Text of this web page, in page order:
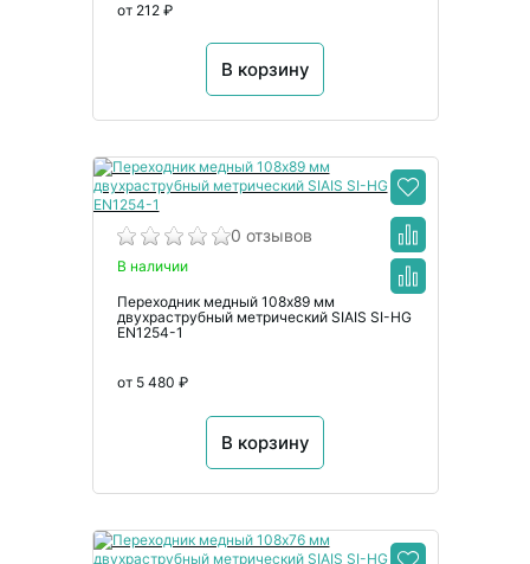
от 212 ₽
В корзину
0 отзывов
В наличии
Переходник медный 108х89 мм
двухраструбный метрический SIAIS SI-HG
EN1254-1
от 5 480 ₽
В корзину